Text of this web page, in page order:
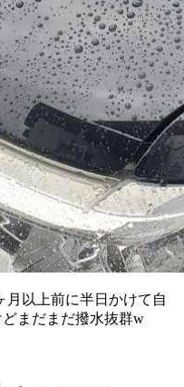
以上前に半日かけて自
まだまだ撥水抜群w